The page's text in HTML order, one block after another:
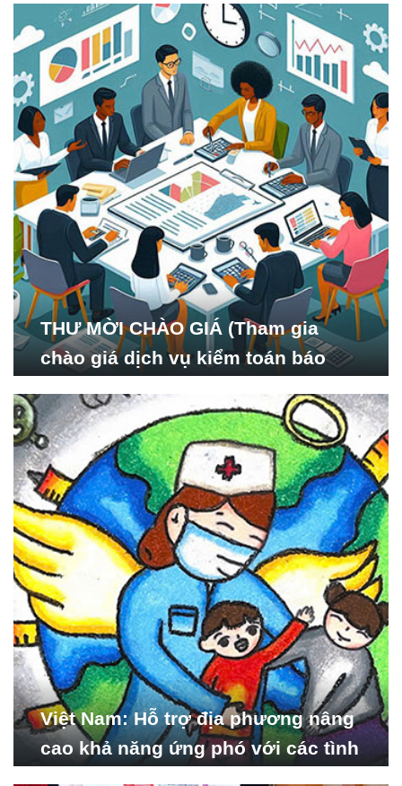
viết
THƯ MỜI CHÀO GIÁ (Tham gia
chào giá dịch vụ kiểm toán báo
Nghiên cứu Phát triển Xã
hội_ISDS)
Việt Nam: Hỗ trợ địa phương nâng
cao khả năng ứng phó với các tình